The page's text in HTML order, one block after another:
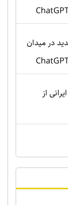
در میدان
از